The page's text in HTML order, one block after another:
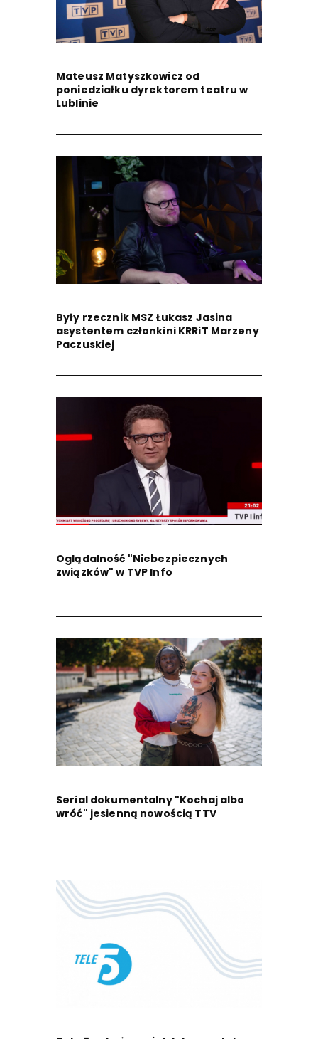
Mateusz Matyszkowicz od
poniedziałku dyrektorem teatru w
Lublinie
Były rzecznik MSZ Łukasz Jasina
asystentem członkini KRRiT Marzeny
Paczuskiej
Oglądalność "Niebezpiecznych
związków" w TVP Info
Serial dokumentalny "Kochaj albo
wróć" jesienną nowością TTV